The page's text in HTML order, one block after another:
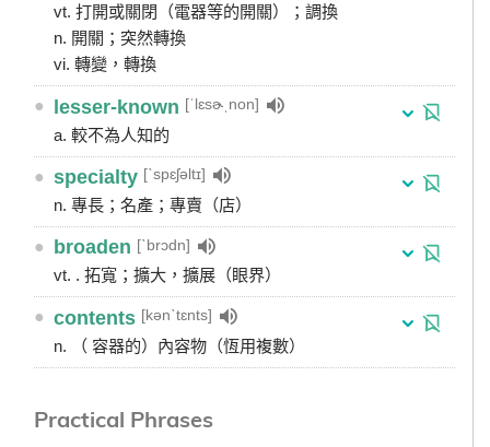
vt. 打開或關閉（電器等的開關）；調換
n. 開關；突然轉換
vi. 轉變，轉換
● lesser-known [ˈlɛsɚˌnon]
a. 較不為人知的
● specialty [ˋspɛʃəltɪ]
n. 專長；名產；專賣（店）
● broaden [ˋbrɔdn]
vt. . 拓寬；擴大，擴展（眼界）
● contents [kənˋtɛnts]
n. （ 容器的）內容物（恆用複數）
Practical Phrases